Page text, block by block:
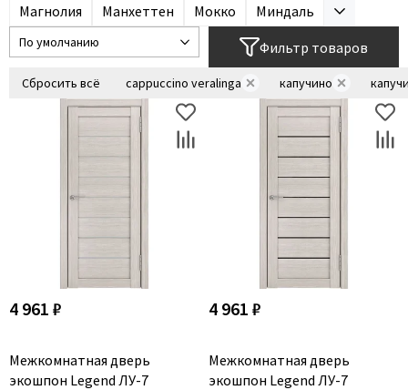
Светлые
Тёмные
Коричневые
Двери по RAL/NCS
С черной кромкой
Двухцветные двери
Магнолия
Манхеттен Мокко
Миндаль
Фильтр товаров
Сбросить всё cappuccino veralinga капучино
4 961 ₽
Межкомнатная дверь
экошпон Legend ЛУ-7
4 961 ₽
Межкомнатная дверь
экошпон Legend ЛУ-7